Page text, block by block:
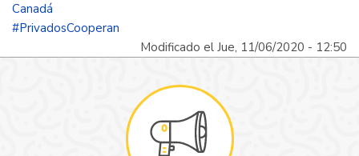
Canadá
#PrivadosCooperan
Modificado el Jue, 11/06/2020 - 12:50